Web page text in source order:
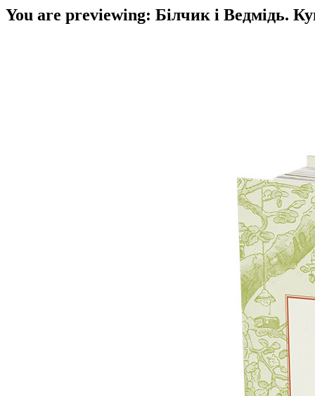
You are previewing: Білчик і Ведмідь.